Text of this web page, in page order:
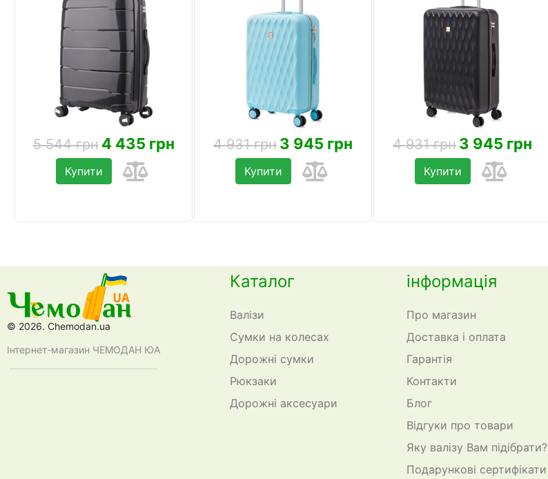
5 544 грн 4 435 грн
Купити
4 931 грн 3 945 грн
Купити
4 931 грн 3 945 грн
Купити
© 2026. Chemodan.ua
Інтернет-магазин ЧЕМОДАН ЮА
Каталог
Валізи
Сумки на колесах
Дорожні сумки
Рюкзаки
Дорожні аксесуари
інформація
Про магазин
Доставка і оплата
Гарантія
Контакти
Блог
Відгуки про товари
Яку валізу Вам підібрати?
Подарункові сертифікати